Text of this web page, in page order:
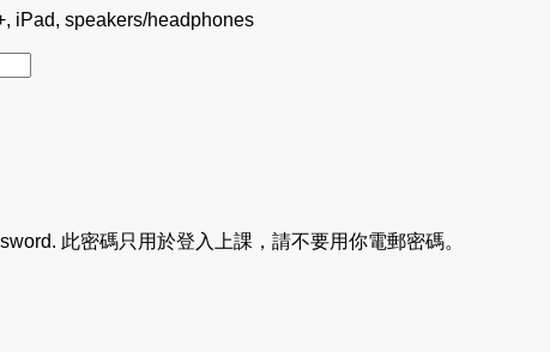
iPad, speakers/headphones
此密碼只用於登入上課，請不要用你電郵密碼。